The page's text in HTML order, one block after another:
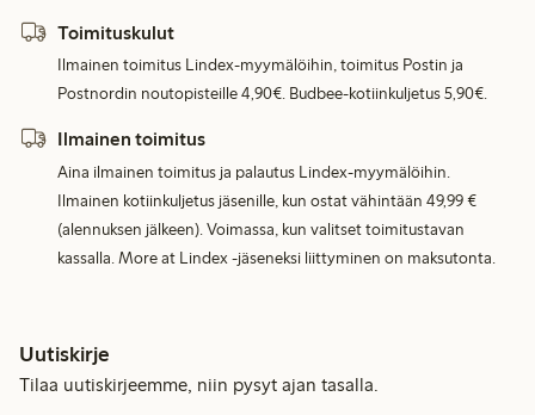
Toimituskulut
Ilmainen toimitus Lindex-myymälöihin, toimitus Postin ja
Postnordin noutopisteille 4,90€. Budbee-kotiinkuljetus 5,90€.
Ilmainen toimitus
Aina ilmainen toimitus ja palautus Lindex-myymälöihin.
Ilmainen kotiinkuljetus jäsenille, kun ostat vähintään 49,99 €
(alennuksen jälkeen). Voimassa, kun valitset toimitustavan
kassalla. More at Lindex -jäseneksi liittyminen on maksutonta.
Uutiskirje
Tilaa uutiskirjeemme, niin pysyt ajan tasalla.